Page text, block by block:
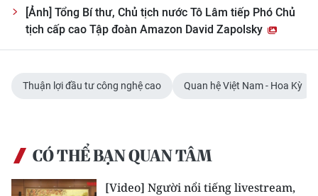
Media Chính trị
Media Văn hóa
Media Pháp luật
Media Du lịch
[Ảnh] Tổng Bí thư, Chủ tịch nước Tô Lâm tiếp Phó Chủ
tịch cấp cao Tập đoàn Amazon David Zapolsky
Thuận lợi đầu tư công nghệ cao Quan hệ Việt Nam - Hoa Kỳ
CÓ THỂ BẠN QUAN TÂM
[Video] Người nổi tiếng livestream,